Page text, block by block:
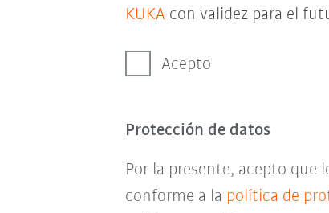
KUKA con validez para el
Acepto
Protección de datos
Por la presente, acepto
conforme a la política de